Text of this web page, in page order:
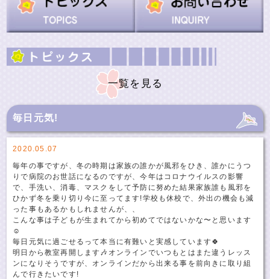
一覧を見る
毎日元気!
2020.05.07
毎年の事ですが、冬の時期は家族の誰かが風邪をひき、誰かにうつ
りで病院のお世話になるのですが、今年はコロナウイルスの影響
で、手洗い、消毒、マスクをして予防に努めた結果家族誰も風邪を
ひかず冬を乗り切り今に至ってます!学校も休校で、外出の機会も減
った事もあるかもしれませんが、、
こんな事は子どもが生まれてから初めてではないかな〜と思います
☺️
毎日元気に過ごせるって本当に有難いと実感しています🍀
明日から教室再開します🎶オンラインでいつもとはまた違うレッス
ンになりそうですが、オンラインだから出来る事を前向きに取り組
んで行きたいです!